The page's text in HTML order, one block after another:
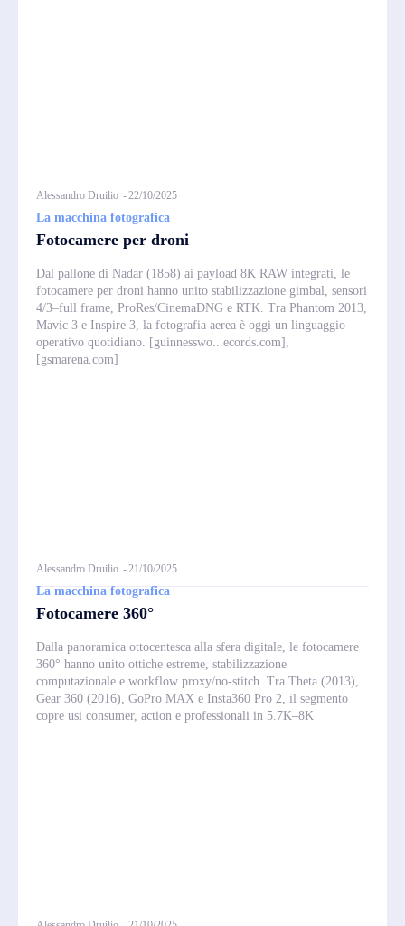
Alessandro Druilio -22/10/2025
La macchina fotografica
Fotocamere per droni
Dal pallone di Nadar (1858) ai payload 8K RAW integrati, le
fotocamere per droni hanno unito stabilizzazione gimbal, sensori
4/3–full frame, ProRes/CinemaDNG e RTK. Tra Phantom 2013,
Mavic 3 e Inspire 3, la fotografia aerea è oggi un linguaggio
operativo quotidiano. [guinnesswo...ecords.com],
[gsmarena.com]
Alessandro Druilio -21/10/2025
La macchina fotografica
Fotocamere 360°
Dalla panoramica ottocentesca alla sfera digitale, le fotocamere
360° hanno unito ottiche estreme, stabilizzazione
computazionale e workflow proxy/no-stitch. Tra Theta (2013),
Gear 360 (2016), GoPro MAX e Insta360 Pro 2, il segmento
copre usi consumer, action e professionali in 5.7K–8K